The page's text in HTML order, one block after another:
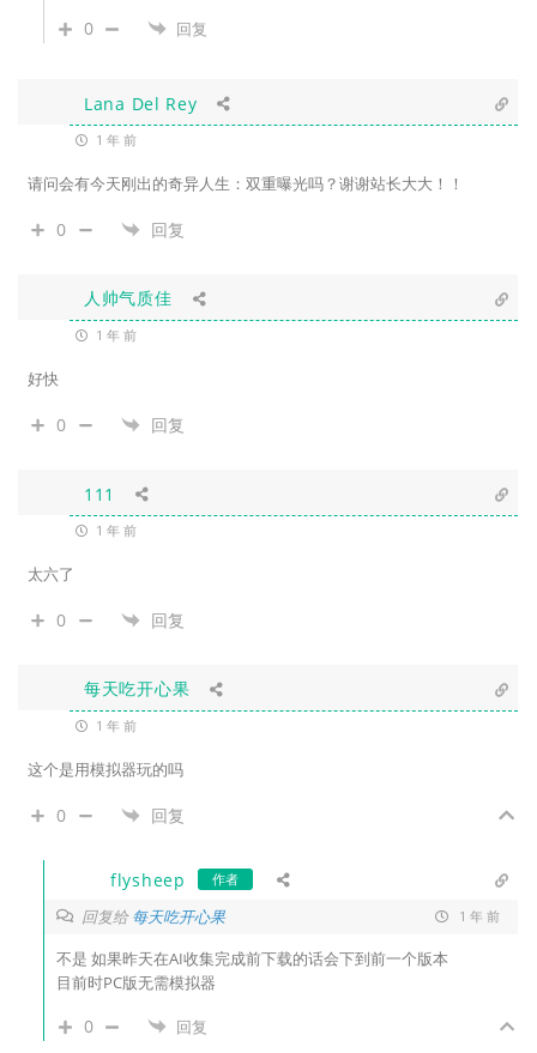
0 回复
Lana Del Rey
1 年 前
请问会有今天刚出的奇异人生：双重曝光吗？谢谢站长大大！！
0 回复
人帅气质佳
1 年 前
好快
0 回复
111
1 年 前
太六了
0 回复
每天吃开心果
1 年 前
这个是用模拟器玩的吗
0 回复
flysheep 作者
回复给每天吃开心果 1 年 前
不是 如果昨天在AI收集完成前下载的话会下到前一个版本
目前时PC版无需模拟器
0 回复